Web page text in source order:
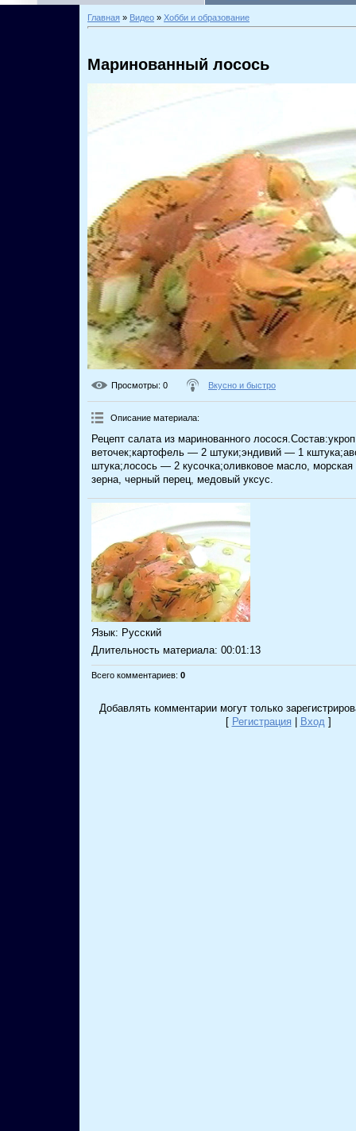
Главная » Видео » Хобби и образование
Маринованный лосось
Просмотры: 0 Вкусно и быстро
Описание материала:
Рецепт салата из маринованного
веточек;картофель — 2 штуки;эндивий — 1
штука;лосось — 2 кусочка;оливковое масло, морская
зерна, черный перец, медовый уксус.
Язык: Русский
Длительность материала: 00:01:13
Всего комментариев: 0
Добавлять комментарии могут только
[ Регистрация | Вход ]